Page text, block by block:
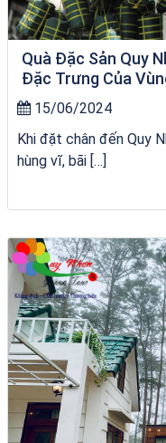
Quà Đặc Sản Quy
Đặc Trưng Của
15/06/2024
Khi đặt chân đến Quy
hùng vĩ, bãi […]
Tour Gia Lai